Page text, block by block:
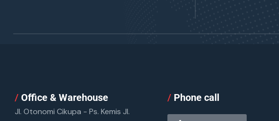
/ Office & Warehouse
Jl. Otonomi Cikupa - Ps. Kemis Jl.
/ Phone call